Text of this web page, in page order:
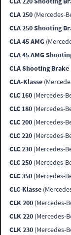
CLA 250 (Mercedes-
CLA 250 Shooting
CLA 45 AMG
CLA 45 AMG
CLA Shooting Brake
CLA-Klasse
CLC 160 (Mercedes-
CLC 180 (Mercedes-
CLC 200 (Mercedes-
CLC 220 (Mercedes-
CLC 230 (Mercedes-
CLC 250 (Mercedes-
CLC 350 (Mercedes-
CLC-Klasse
CLK 200 (Mercedes-
CLK 220 (Mercedes-
CLK 230 (Mercedes-